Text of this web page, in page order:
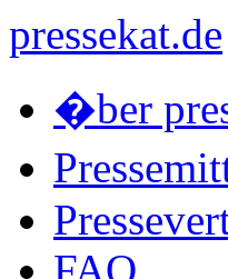
pressekat.de
�ber